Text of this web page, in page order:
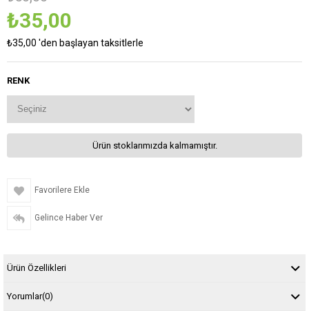
₺35,00
₺35,00 'den başlayan taksitlerle
RENK
Ürün stoklarımızda kalmamıştır.
Favorilere Ekle
Gelince Haber Ver
Ürün Özellikleri
Yorumlar(0)